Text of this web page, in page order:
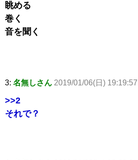
眺める
巻く
音を聞く
3: 名無しさん 2019/01/06(日)
>>2
それで？